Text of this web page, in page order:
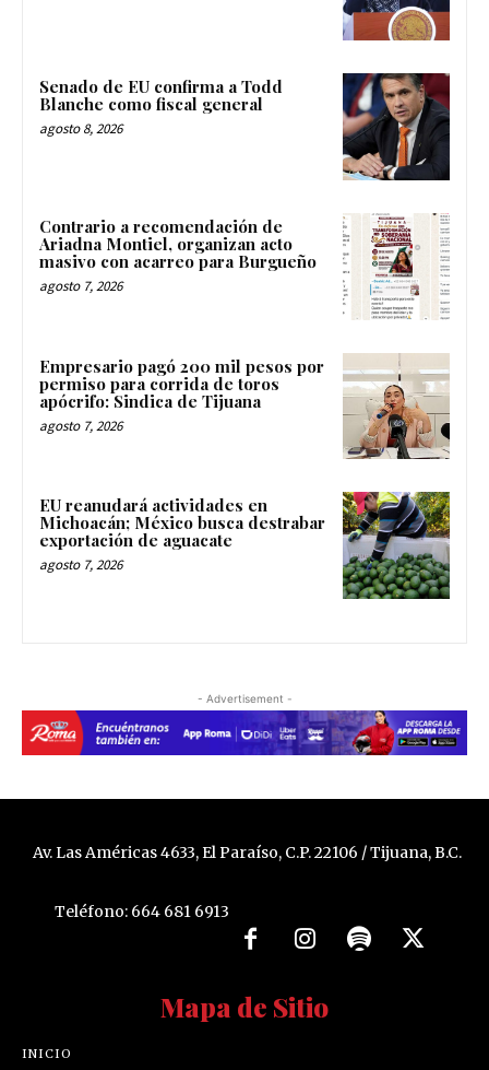
Senado de EU confirma a Todd
Blanche como fiscal general
agosto 8, 2026
Contrario a recomendación de
Ariadna Montiel, organizan acto
masivo con acarreo para Burgueño
agosto 7, 2026
Empresario pagó 200 mil pesos por
permiso para corrida de toros
apócrifo: Sindica de Tijuana
agosto 7, 2026
EU reanudará actividades en
Michoacán; México busca destrabar
exportación de aguacate
agosto 7, 2026
- Advertisement -
Av. Las Américas 4633, El Paraíso, C.P. 22106 / Tijuana, B.C.
Teléfono: 664 681 6913
Mapa de Sitio
INICIO